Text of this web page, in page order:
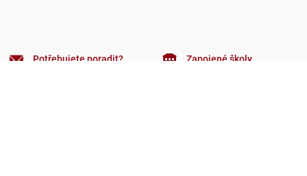
Potřebujete poradit? Zapojené školy